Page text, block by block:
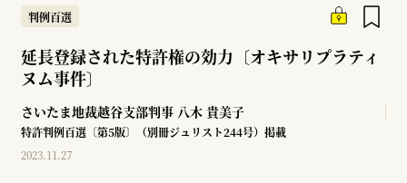
判例百選
延長登録された特許権の効力〔オキサリプラティ
ヌム事件〕
さいたま地裁越谷支部判事 八木 貴美子
特許判例百選〔第5版〕（別冊ジュリスト244号）掲載
2023.11.27